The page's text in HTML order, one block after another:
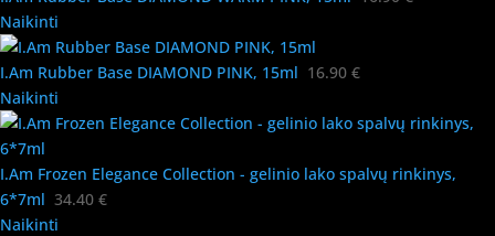
Naikinti
I.Am Rubber Base DIAMOND PINK, 15ml 16.90 €
Naikinti
I.Am Frozen Elegance Collection - gelinio lako spalvų rinkinys,
6*7ml 34.40 €
Naikinti